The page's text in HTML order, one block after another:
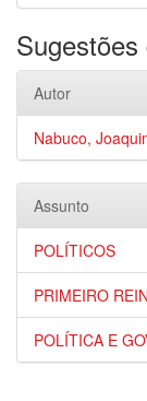
Autor
Nabuco,
Assunto
POLÍTICOS
PRIMEIRO
POLÍTICA E